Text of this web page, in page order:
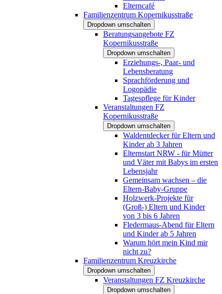
Elterncafé
Familienzentrum Kopernikusstraße
Dropdown umschalten
Beratungsangebote FZ
Kopernikusstraße
Dropdown umschalten
Erziehungs-, Paar- und
Lebensberatung
Sprachförderung und
Logopädie
Tagespflege für Kinder
Veranstaltungen FZ
Kopernikusstraße
Dropdown umschalten
Waldentdecker für Eltern und
Kinder ab 3 Jahren
Elternstart NRW - für Mütter
und Väter mit Babys im ersten
Lebensjahr
Gemeinsam wachsen – die
Eltern-Baby-Gruppe
Holzwerk-Projekte für
(Groß-) Eltern und Kinder
von 3 bis 6 Jahren
Fledermaus-Abend für Eltern
und Kinder ab 5 Jahren
Warum hört mein Kind mir
nicht zu?
Familienzentrum Kreuzkirche
Dropdown umschalten
Veranstaltungen FZ Kreuzkirche
Dropdown umschalten